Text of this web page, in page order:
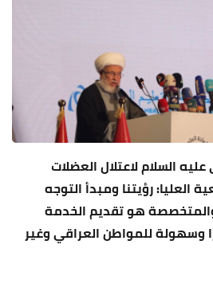
السلام لاعتلال العضلات
العليا: رؤيتنا ومبدأ التوجه
هو تقديم الخدمة
وسهولة للمواطن العراقي وغير